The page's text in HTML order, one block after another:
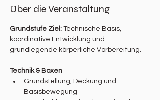
Über die Veranstaltung
Grundstufe Ziel: Technische Basis,
koordinative Entwicklung und
grundlegende körperliche Vorbereitung.
Technik & Boxen
Grundstellung, Deckung und
Basisbewegung